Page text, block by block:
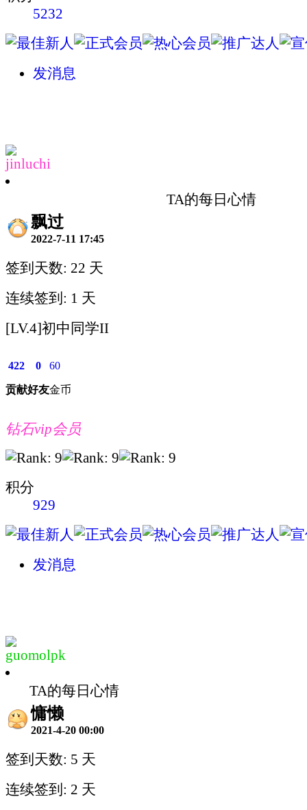
5232
发消息
jinluchi
TA的每日心情
飘过
2022-7-11 17:45
签到天数: 22 天
连续签到: 1 天
[LV.4]初中同学II
422
贡献
0
好友
60
金币
钻石vip会员
积分
929
发消息
guomolpk
TA的每日心情
慵懒
2021-4-20 00:00
签到天数: 5 天
连续签到: 2 天